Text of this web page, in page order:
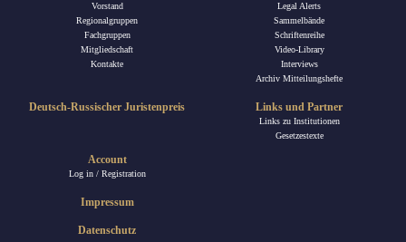
Vorstand
Regionalgruppen
Fachgruppen
Mitgliedschaft
Kontakte
Legal Alerts
Sammelbände
Schriftenreihe
Video-Library
Interviews
Archiv Mitteilungshefte
Deutsch-Russischer Juristenpreis
Account
Log in / Registration
Links und Partner
Links zu Institutionen
Gesetzestexte
Impressum
Datenschutz